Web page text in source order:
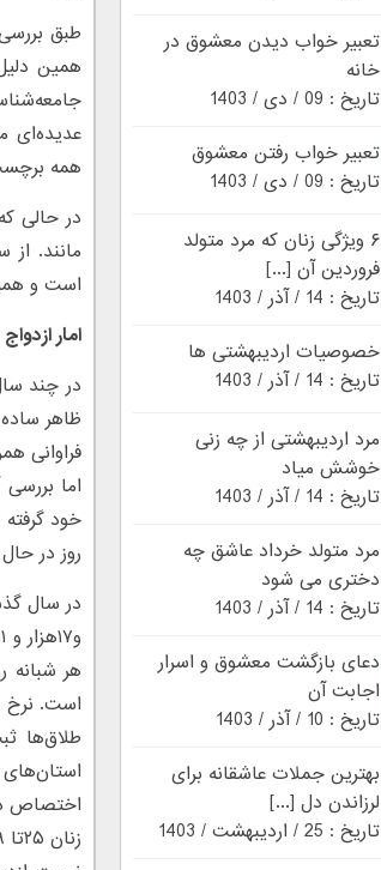
طبق
همین
عدیده‌ای
همه
مانند.
است و
امار
در چند
ظاهر
فراوانی
اما
خود
روز در
تعبیر خواب دیدن معشوق در
خانه
تاریخ : 09 / دی / 1403
تعبیر خواب رفتن معشوق
تاریخ : 09 / دی / 1403
۶ ویژگی زنان که مرد متولد
فروردین آن [...]
تاریخ : 14 / آذر / 1403
خصوصیات اردیبهشتی ها
تاریخ : 14 / آذر / 1403
مرد اردیبهشتی از چه زنی
خوشش میاد
تاریخ : 14 / آذر / 1403
مرد متولد خرداد عاشق چه
دختری می شود
تاریخ : 14 / آذر / 1403
دعای بازگشت معشوق و اسرار
اجابت آن
تاریخ : 10 / آذر / 1403
بهترین جملات عاشقانه برای
لرزاندن دل [...]
تاریخ : 25 / اردیبهشت / 1403